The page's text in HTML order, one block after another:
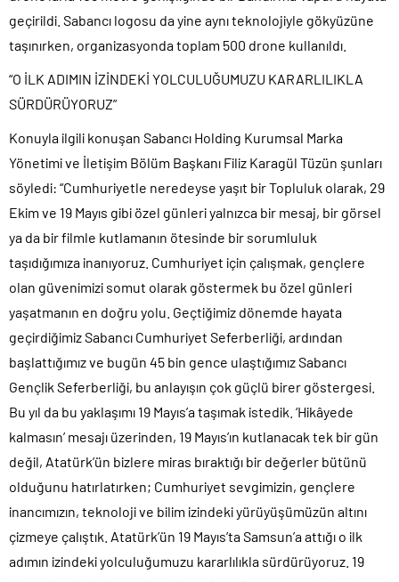
geçirildi. Sabancı logosu da yine aynı teknolojiyle gökyüzüne
taşınırken, organizasyonda toplam 500 drone kullanıldı.
“O İLK ADIMIN İZİNDEKİ YOLCULUĞUMUZU KARARLILIKLA
SÜRDÜRÜYORUZ”
Konuyla ilgili konuşan Sabancı Holding Kurumsal Marka
Yönetimi ve İletişim Bölüm Başkanı Filiz Karagül Tüzün şunları
söyledi: “Cumhuriyetle neredeyse yaşıt bir Topluluk olarak, 29
Ekim ve 19 Mayıs gibi özel günleri yalnızca bir mesaj, bir görsel
ya da bir filmle kutlamanın ötesinde bir sorumluluk
taşıdığımıza inanıyoruz. Cumhuriyet için çalışmak, gençlere
olan güvenimizi somut olarak göstermek bu özel günleri
yaşatmanın en doğru yolu. Geçtiğimiz dönemde hayata
geçirdiğimiz Sabancı Cumhuriyet Seferberliği, ardından
başlattığımız ve bugün 45 bin gence ulaştığımız Sabancı
Gençlik Seferberliği, bu anlayışın çok güçlü birer göstergesi.
Bu yıl da bu yaklaşımı 19 Mayıs’a taşımak istedik. ‘Hikâyede
kalmasın’ mesajı üzerinden, 19 Mayıs’ın kutlanacak tek bir gün
değil, Atatürk’ün bizlere miras bıraktığı bir değerler bütünü
olduğunu hatırlatırken; Cumhuriyet sevgimizin, gençlere
inancımızın, teknoloji ve bilim izindeki yürüyüşümüzün altını
çizmeye çalıştık. Atatürk’ün 19 Mayıs’ta Samsun’a attığı o ilk
adımın izindeki yolculuğumuzu kararlılıkla sürdürüyoruz. 19